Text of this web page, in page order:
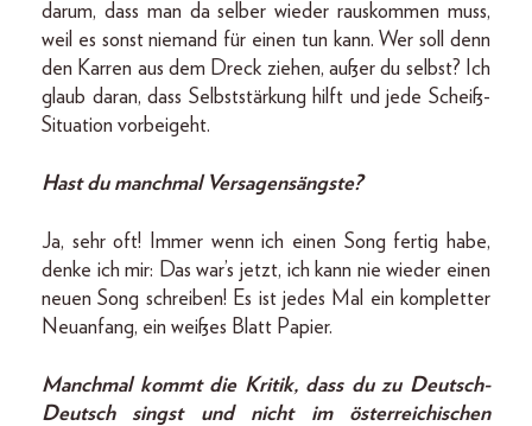
darum, dass man da selber wieder rauskommen muss,
weil es sonst niemand für einen tun kann. Wer soll denn
den Karren aus dem Dreck ziehen, außer du selbst? Ich
glaub daran, dass Selbststärkung hilft und jede Scheiß-
Situation vorbeigeht.
Hast du manchmal Versagensängste?
Ja, sehr oft! Immer wenn ich einen Song fertig habe,
denke ich mir: Das war’s jetzt, ich kann nie wieder einen
neuen Song schreiben! Es ist jedes Mal ein kompletter
Neuanfang, ein weißes Blatt Papier.
Manchmal kommt die Kritik, dass du zu Deutsch-
Deutsch singst und nicht im österreichischen